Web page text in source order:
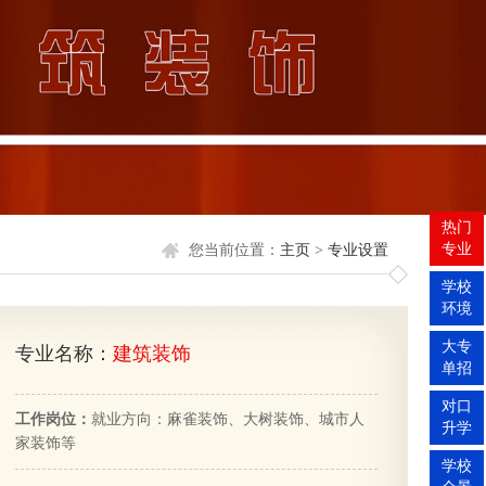
您当前位置： 主页 > 专业设置
专业名称： 建筑装饰
工作岗位： 就业方向：麻雀装饰、大树装饰、城市人
家装饰等
热门
专业
学校
环境
大专
单招
对口
升学
学校